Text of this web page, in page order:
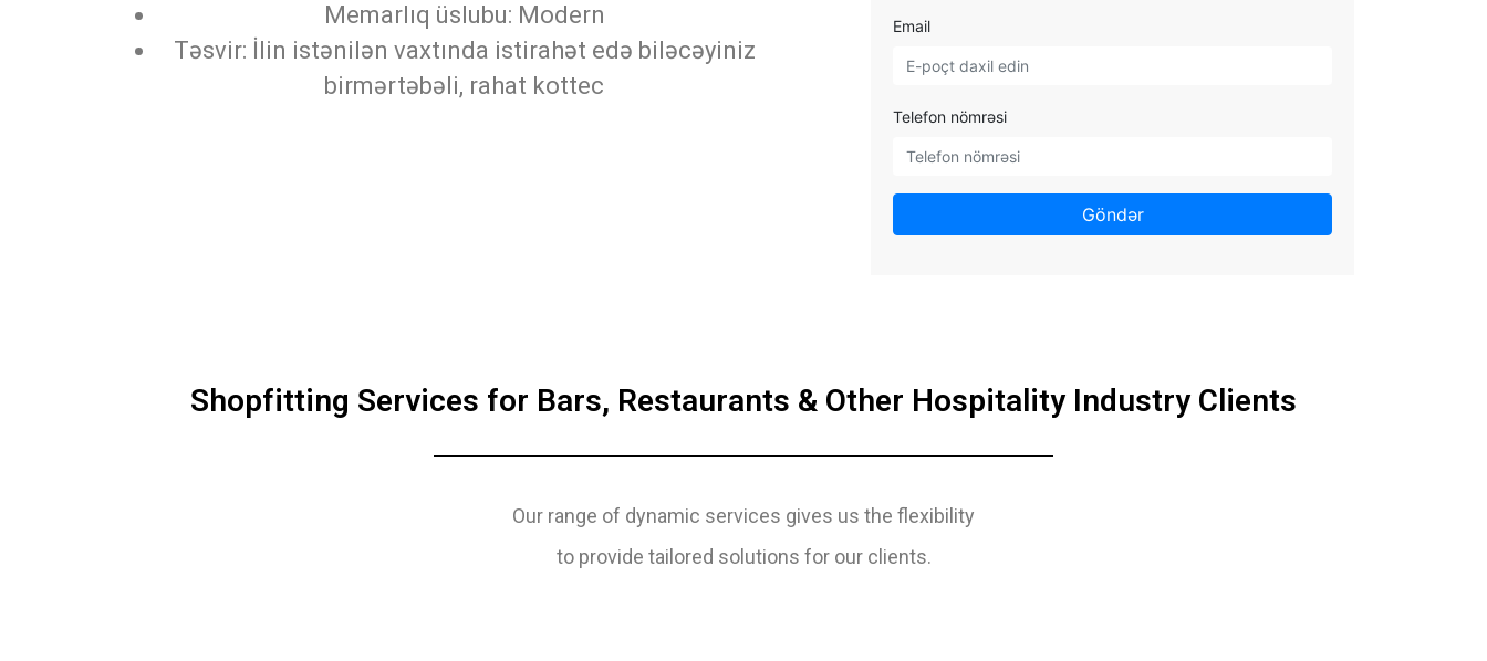
Memarlıq üslubu: Modern
Təsvir: İlin istənilən vaxtında istirahət edə biləcəyiniz
birmərtəbəli, rahat kottec
Email
Telefon nömrəsi
Göndər
Shopfitting Services for Bars, Restaurants & Other Hospitality Industry Clients
Our range of dynamic services gives us the flexibility
to provide tailored solutions for our clients.